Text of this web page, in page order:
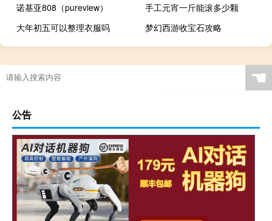
诺基亚808（pureview）
手工元宵一斤能滚多少颗
大年初五可以整理衣服吗
梦幻西游收宝石攻略
☚
公告